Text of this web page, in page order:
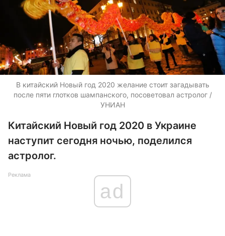
В китайский Новый год 2020 желание стоит загадывать
после пяти глотков шампанского, посоветовал астролог /
УНИАН
Китайский Новый год 2020 в Украине
наступит сегодня ночью, поделился
астролог.
Реклама
ad